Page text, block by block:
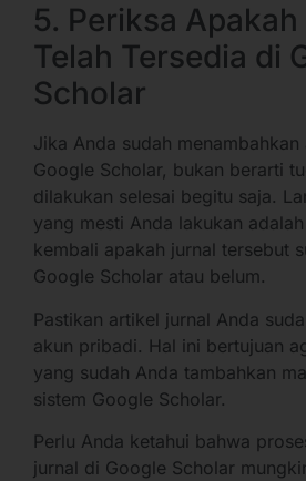
5. Periksa
Telah Tersedia di
Scholar
Jika Anda sudah
Google Scholar, bukan berarti
dilakukan selesai begitu saja.
yang mesti Anda lakukan
kembali apakah jurnal tersebut
Google Scholar atau belum.
Pastikan artikel jurnal Anda
akun pribadi. Hal ini bertujuan
yang sudah Anda tambahkan
sistem Google Scholar.
Perlu Anda ketahui bahwa
jurnal di Google Scholar